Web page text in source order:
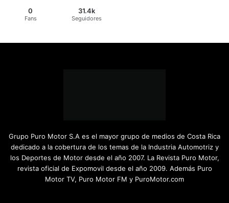
0
Fans
31.4k
Seguidores
Grupo Puro Motor S.A es el mayor grupo de medios de Costa Rica
dedicado a la cobertura de los temas de la Industria Automotriz y
los Deportes de Motor desde el año 2007. La Revista Puro Motor,
revista oficial de Expomovil desde el año 2009. Además Puro
Motor TV, Puro Motor FM y PuroMotor.com